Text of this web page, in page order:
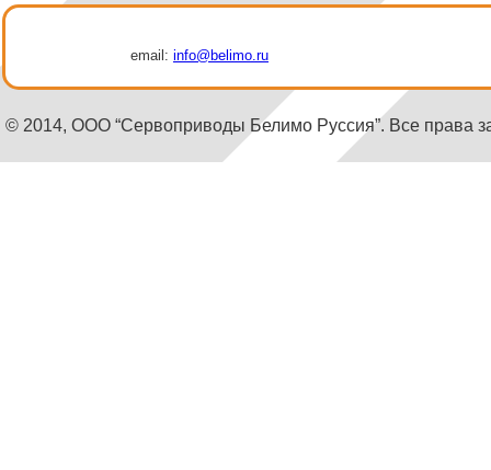
email: info@belimo.ru
© 2014, ООО “Сервоприводы Белимо Руссия”. Все права